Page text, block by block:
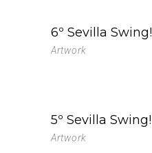
6º Sevilla Swing!
Artwork
5º Sevilla Swing!
Artwork